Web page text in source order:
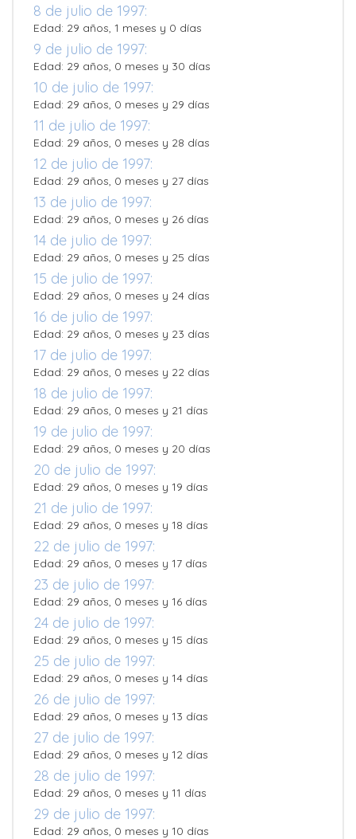
8 de julio de 1997:
Edad: 29 años, 1 meses y 0 días
9 de julio de 1997:
Edad: 29 años, 0 meses y 30 días
10 de julio de 1997:
Edad: 29 años, 0 meses y 29 días
11 de julio de 1997:
Edad: 29 años, 0 meses y 28 días
12 de julio de 1997:
Edad: 29 años, 0 meses y 27 días
13 de julio de 1997:
Edad: 29 años, 0 meses y 26 días
14 de julio de 1997:
Edad: 29 años, 0 meses y 25 días
15 de julio de 1997:
Edad: 29 años, 0 meses y 24 días
16 de julio de 1997:
Edad: 29 años, 0 meses y 23 días
17 de julio de 1997:
Edad: 29 años, 0 meses y 22 días
18 de julio de 1997:
Edad: 29 años, 0 meses y 21 días
19 de julio de 1997:
Edad: 29 años, 0 meses y 20 días
20 de julio de 1997:
Edad: 29 años, 0 meses y 19 días
21 de julio de 1997:
Edad: 29 años, 0 meses y 18 días
22 de julio de 1997:
Edad: 29 años, 0 meses y 17 días
23 de julio de 1997:
Edad: 29 años, 0 meses y 16 días
24 de julio de 1997:
Edad: 29 años, 0 meses y 15 días
25 de julio de 1997:
Edad: 29 años, 0 meses y 14 días
26 de julio de 1997:
Edad: 29 años, 0 meses y 13 días
27 de julio de 1997:
Edad: 29 años, 0 meses y 12 días
28 de julio de 1997:
Edad: 29 años, 0 meses y 11 días
29 de julio de 1997:
Edad: 29 años, 0 meses y 10 días